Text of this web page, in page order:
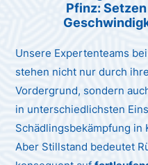
Pfinz:
Unsere Expertenteams
stehen nicht nur durch
Vordergrund, sondern
in unterschiedlichsten
Schädlingsbekämpfung in
Aber Stillstand bedeutet